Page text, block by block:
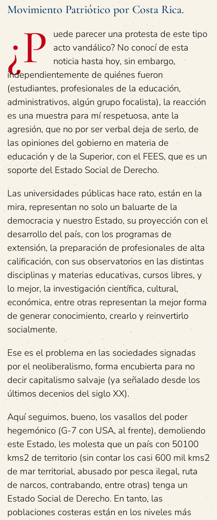
Movimiento Patriótico por Costa Rica.
¿P
uede parecer una protesta de este tipo
acto vandálico? No conocí de esta
noticia hasta hoy, sin embargo,
independientemente de quiénes fueron
(estudiantes, profesionales de la educación,
administrativos, algún grupo focalista), la reacción
es una muestra para mí respetuosa, ante la
agresión, que no por ser verbal deja de serlo, de
las opiniones del gobierno en materia de
educación y de la Superior, con el FEES, que es un
soporte del Estado Social de Derecho.
Las universidades públicas hace rato, están en la
mira, representan no solo un baluarte de la
democracia y nuestro Estado, su proyección con el
desarrollo del país, con los programas de
extensión, la preparación de profesionales de alta
calificación, con sus observatorios en las distintas
disciplinas y materias educativas, cursos libres, y
lo mejor, la investigación científica, cultural,
económica, entre otras representan la mejor forma
de generar conocimiento, crearlo y reinvertirlo
socialmente.
Ese es el problema en las sociedades signadas
por el neoliberalismo, forma encubierta para no
decir capitalismo salvaje (ya señalado desde los
últimos decenios del siglo XX).
Aquí seguimos, bueno, los vasallos del poder
hegemónico (G-7 con USA, al frente), demoliendo
este Estado, les molesta que un país con 50100
kms2 de territorio (sin contar los casi 600 mil kms2
de mar territorial, abusado por pesca ilegal, ruta
de narcos, contrabando, entre otras) tenga un
Estado Social de Derecho. En tanto, las
poblaciones costeras están en los niveles más